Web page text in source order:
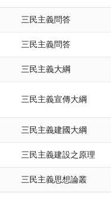
三民主義問答
三民主義問答
三民主義大綱
三民主義宣傳大綱
三民主義建國大綱
三民主義建設之原理
三民主義思想論叢